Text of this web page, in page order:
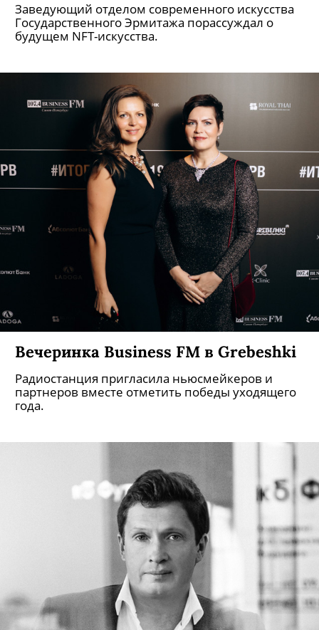
Заведующий отделом современного искусства
Государственного Эрмитажа порассуждал о
будущем NFT-искусства.
Вечеринка Business FM в Grebeshki
Радиостанция пригласила ньюсмейкеров и
партнеров вместе отметить победы уходящего
года.